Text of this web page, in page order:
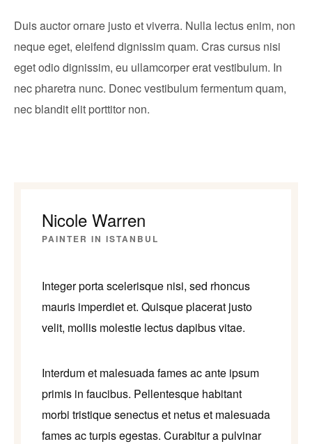
Duis auctor ornare justo et viverra. Nulla lectus enim, non
neque eget, eleifend dignissim quam. Cras cursus nisi
eget odio dignissim, eu ullamcorper erat vestibulum. In
nec pharetra nunc. Donec vestibulum fermentum quam,
nec blandit elit porttitor non.
Nicole Warren
PAINTER IN ISTANBUL
Integer porta scelerisque nisi, sed rhoncus
mauris imperdiet et. Quisque placerat justo
velit, mollis molestie lectus dapibus vitae.
Interdum et malesuada fames ac ante ipsum
primis in faucibus. Pellentesque habitant
morbi tristique senectus et netus et malesuada
fames ac turpis egestas. Curabitur a pulvinar